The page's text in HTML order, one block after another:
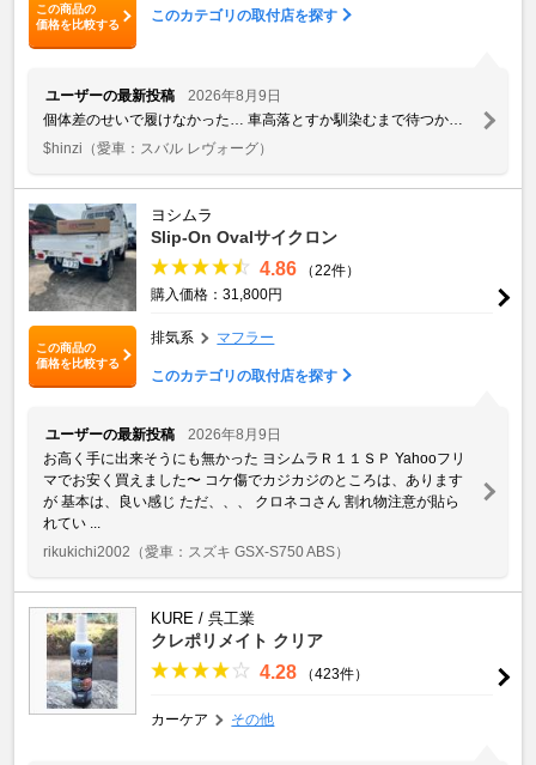
この商品の
価格を比較する
このカテゴリの取付店を探す
ユーザーの最新投稿
2026年8月9日
個体差のせいで履けなかった… 車高落とすか馴染むまで待つか…
$hinzi （愛車：スバル レヴォーグ）
この商品の
価格を比較する
ヨシムラ
Slip-On Ovalサイクロン
4.86
（22件）
購入価格：31,800円
排気系 マフラー
このカテゴリの取付店を探す
ユーザーの最新投稿
2026年8月9日
お高く手に出来そうにも無かった ヨシムラＲ１１ＳＰ Yahooフリ
マでお安く買えました〜 コケ傷でカジカジのところは、あります
が 基本は、良い感じ ただ、、、 クロネコさん 割れ物注意が貼ら
れてい ...
rikukichi2002 （愛車：スズキ GSX-S750 ABS）
KURE / 呉工業
クレポリメイト クリア
4.28 （423件）
カーケア その他